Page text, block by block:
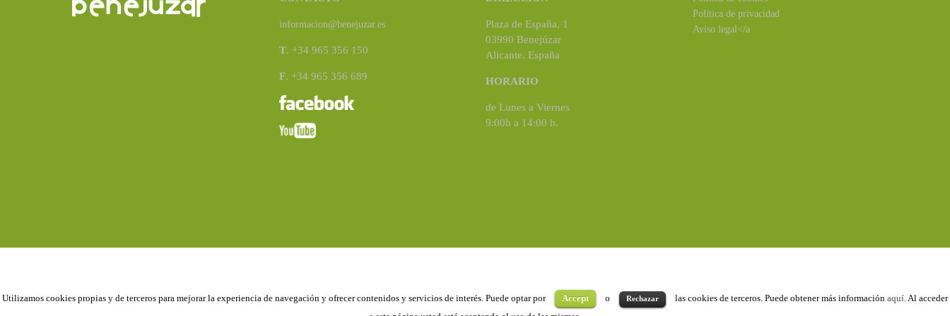
Utilizamos cookies propias y de terceros para mejorar la experiencia de navegación y ofrecer contenidos y servicios de interés. Puede optar por Accept o Rechazar las cookies de terceros. Puede obtener más información aquí. Al acceder
informacion@benejuzar.es
T. +34 965 356 150
F. +34 965 356 689
Plaza de España, 1
03990 Benejúzar
Alicante. España
HORARIO
de Lunes a Viernes
9:00h a 14:00 h.
Política de privacidad
Aviso legal</a
. Todos los derechos reservados